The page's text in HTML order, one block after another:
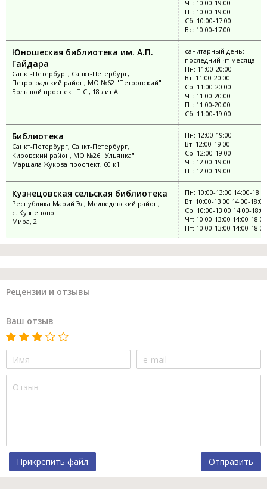
Чт: 10:00-19:00
Пт: 10:00-19:00
Сб: 10:00-17:00
Вс: 10:00-17:00
Юношеская библиотека им. А.П.
Гайдара
Санкт-Петербург, Санкт-Петербург,
Петроградский район, МО №62 "Петровский"
Большой проспект П.С., 18 лит А
санитарный день:
последний чт месяца
Пн: 11:00-20:00
Вт: 11:00-20:00
Ср: 11:00-20:00
Чт: 11:00-20:00
Пт: 11:00-20:00
Сб: 11:00-19:00
Библиотека
Санкт-Петербург, Санкт-Петербург,
Кировский район, МО №26 "Ульянка"
Маршала Жукова проспект, 60 к1
Пн: 12:00-19:00
Вт: 12:00-19:00
Ср: 12:00-19:00
Чт: 12:00-19:00
Пт: 12:00-19:00
Кузнецовская сельская библиотека
Республика Марий Эл, Медведевский район,
с. Кузнецово
Мира, 2
Пн: 10:00-13:00 14:00-
Вт: 10:00-13:00 14:00-18:00
Ср: 10:00-13:00 14:00-18:00
Чт: 10:00-13:00 14:00-18:00
Пт: 10:00-13:00 14:00-18:00
Рецензии и отзывы
Ваш отзыв
Прикрепить файл Отправить